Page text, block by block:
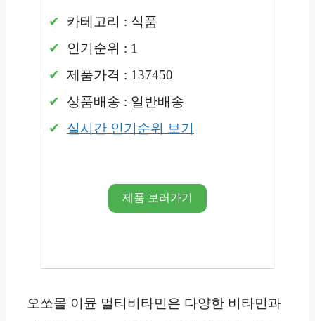
카테고리 : 식품
인기순위 : 1
제품가격 : 137450
상품배송 : 일반배송
실시간 인기순위 보기
제품 보러가기
오쏘몰 이뮨 멀티비타민은 다양한 비타민과